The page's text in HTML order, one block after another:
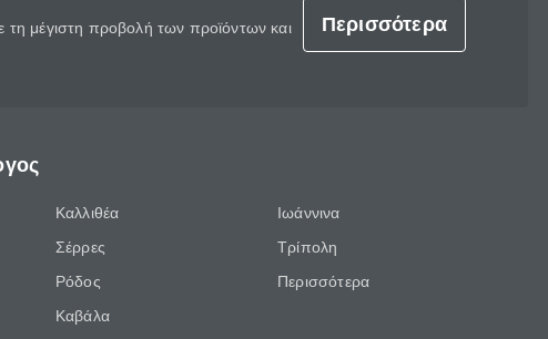
τη μέγιστη προβολή των προϊόντων και
Περισσότερα
Καλλιθέα
Σέρρες
Ρόδος
Καβάλα
Ιωάννινα
Τρίπολη
Περισσότερα